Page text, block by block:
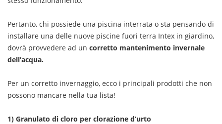
Pertanto, chi possiede una piscina interrata o sta pensando di
installare una delle nuove piscine fuori terra Intex in giardino,
dovrà provvedere ad un corretto mantenimento invernale
dell’acqua.
Per un corretto invernaggio, ecco i principali prodotti che non
possono mancare nella tua lista!
1) Granulato di cloro per clorazione d’urto